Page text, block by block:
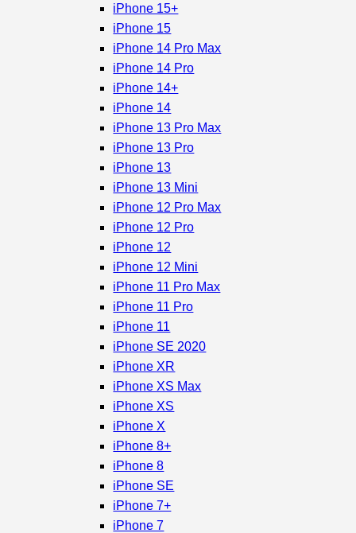
iPhone 15+
iPhone 15
iPhone 14 Pro Max
iPhone 14 Pro
iPhone 14+
iPhone 14
iPhone 13 Pro Max
iPhone 13 Pro
iPhone 13
iPhone 13 Mini
iPhone 12 Pro Max
iPhone 12 Pro
iPhone 12
iPhone 12 Mini
iPhone 11 Pro Max
iPhone 11 Pro
iPhone 11
iPhone SE 2020
iPhone XR
iPhone XS Max
iPhone XS
iPhone X
iPhone 8+
iPhone 8
iPhone SE
iPhone 7+
iPhone 7